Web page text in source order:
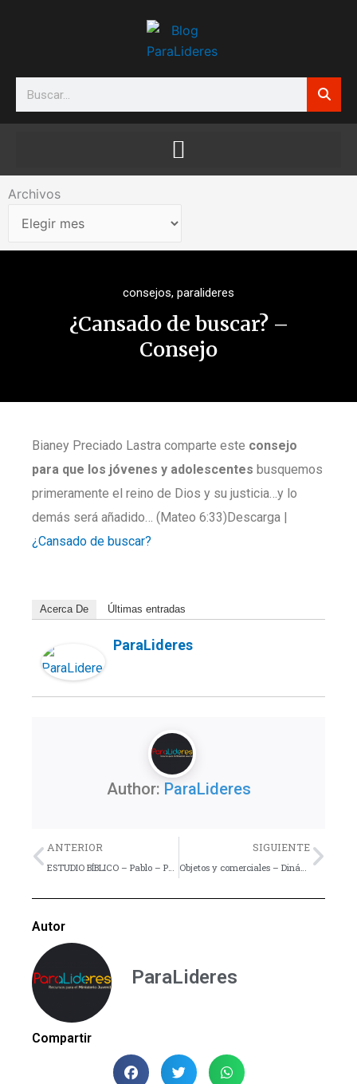
Search
Archivos
Archivos
consejos, paralideres
¿Cansado de buscar? –
Consejo
Bianey Preciado Lastra comparte este consejo
para que los jóvenes y adolescentes busquemos
primeramente el reino de Dios y su justicia…y lo
demás será añadido… (Mateo 6:33)Descarga |
¿Cansado de buscar?
Acerca De Últimas entradas
ParaLideres
Author: ParaLideres
Previo
ANTERIOR
ESTUDIO BÍBLICO – Pablo – Parte 4
SIGUIENTE
Objetos y comerciales – Dinámica
Autor
ParaLideres
Compartir